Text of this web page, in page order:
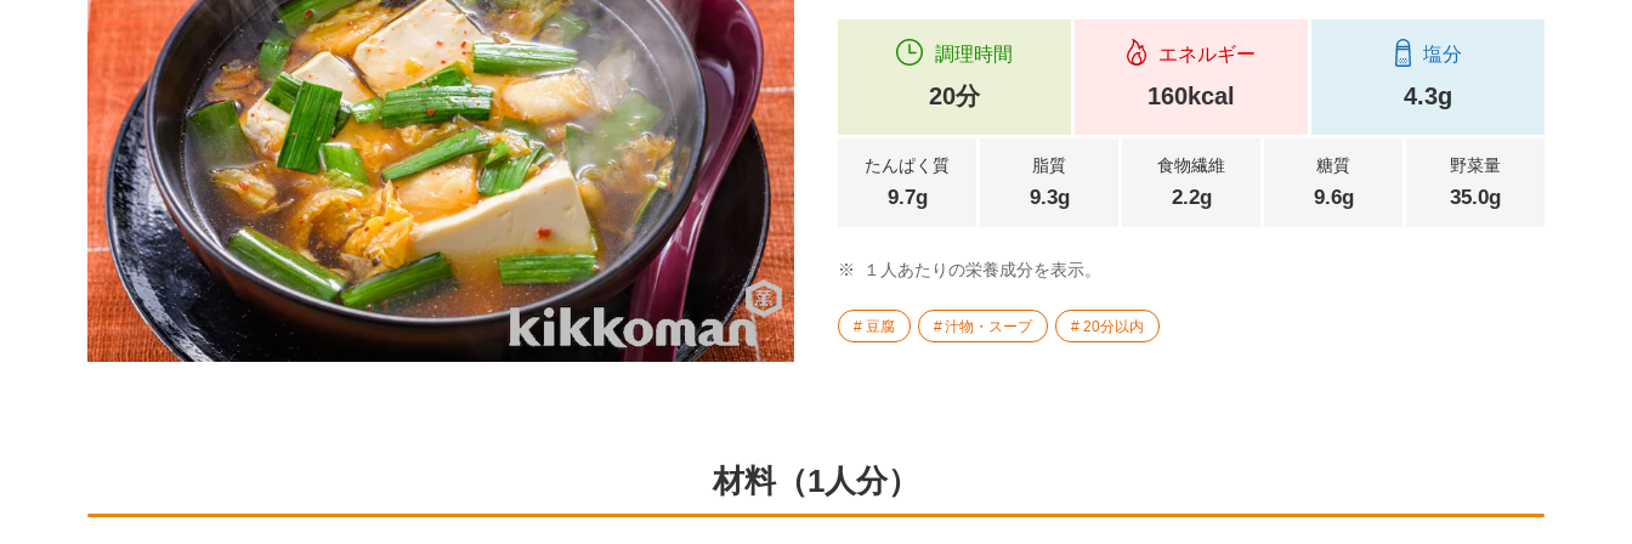
調理時間
20分
エネルギー
160kcal
塩分
4.3g
たんぱく質
9.7g
脂質
9.3g
食物繊維
2.2g
糖質
9.6g
野菜量
35.0g
※ １人あたりの栄養成分を表示。
豆腐 汁物・スープ 20分以内
材料（1人分）